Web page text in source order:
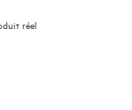
réel